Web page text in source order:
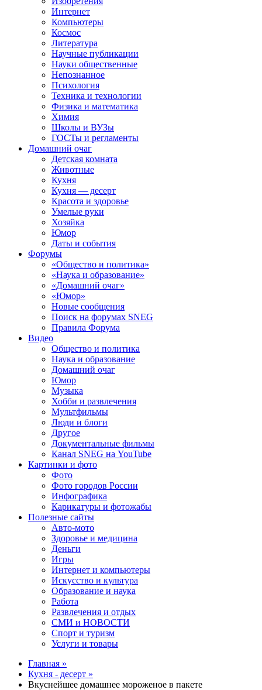
Интернет
Компьютеры
Космос
Литература
Научные публикации
Науки общественные
Непознанное
Психология
Техника и технологии
Физика и математика
Химия
Школы и ВУЗы
ГОСТы и регламенты
Домашний очаг
Детская комната
Животные
Кухня
Кухня — десерт
Красота и здоровье
Умелые руки
Хозяйка
Юмор
Даты и события
Форумы
«Общество и политика»
«Наука и образование»
«Домашний очаг»
«Юмор»
Новые сообщения
Поиск на форумах SNEG
Правила Форума
Видео
Общество и политика
Наука и образование
Домашний очаг
Юмор
Музыка
Хобби и развлечения
Мультфильмы
Люди и блоги
Другое
Документальные фильмы
Канал SNEG на YouTube
Картинки и фото
Фото
Фото городов России
Инфографика
Карикатуры и фотожабы
Полезные сайты
Авто-мото
Здоровье и медицина
Деньги
Игры
Интернет и компьютеры
Искусство и культура
Образование и наука
Работа
Развлечения и отдых
СМИ и НОВОСТИ
Спорт и туризм
Услуги и товары
Главная »
Кухня - десерт »
Вкуснейшее домашнее мороженое в пакете